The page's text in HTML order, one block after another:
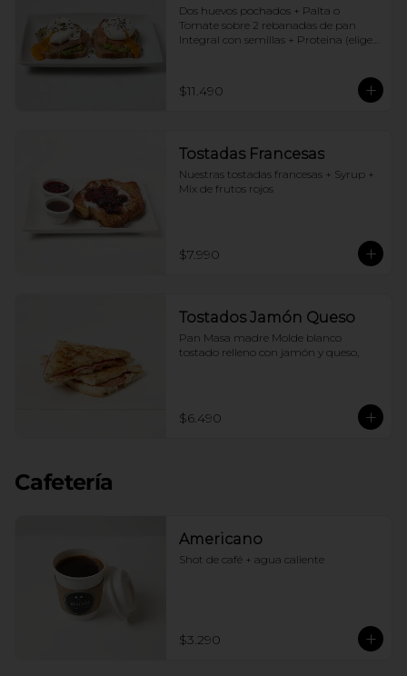
Dos huevos pochados + Palta o
Tomate sobre 2 rebanadas de pan
Integral con semillas + Proteina (elige
$11.490
Tostadas Francesas
Nuestras tostadas francesas + Syrup +
Mix de frutos rojos
$7.990
Tostados Jamón Queso
Pan Masa madre Molde blanco
tostado relleno con jamón y queso,
$6.490
Cafetería
Americano
Shot de café + agua caliente
$3.290